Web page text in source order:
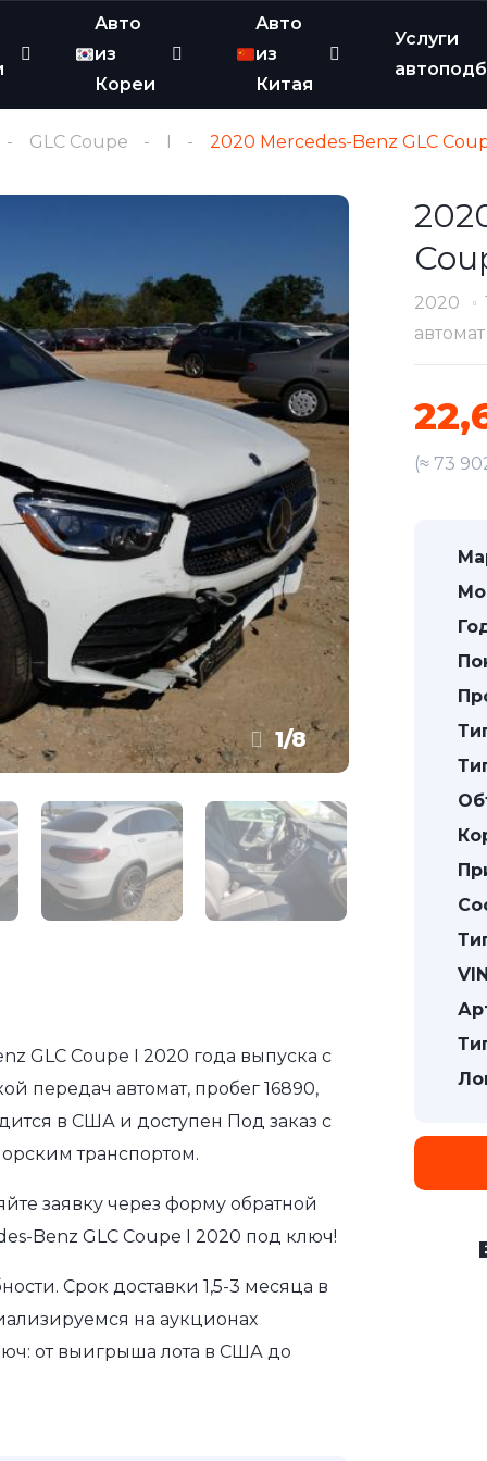
Авто
из
Кореи
Авто
из
Китая
Услуги
GLC Coupe I 2020 Mercedes-Benz GLC
1/8
GLC Coupe I 2020 года выпуска с
передач автомат, пробег 16890,
в США и доступен Под заказ с
транспортом.
заявку через форму обратной
Benz GLC Coupe I 2020 под ключ!
Срок доставки 1,5-3 месяца в
на аукционах
от выигрыша лота в США до
2020
автомат
(≈ 73